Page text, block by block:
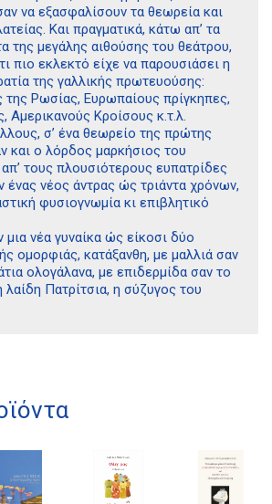
να εξασφαλίσουν τα θεωρεία και
Και πραγματικά, κάτω απ’ τα
της μεγάλης αιθούσης του θεάτρου,
πιο εκλεκτό είχε να παρουσιάσει η
της γαλλικής πρωτευούσης:
της Ρωσίας, Ευρωπαίους πρίγκηπες,
Αμερικανούς Κροίσους κ.τ.λ.
σ’ ένα θεωρείο της πρώτης
και ο λόρδος μαρκήσιος του
τους πλουσιότερους ευπατρίδες
ένας νέος άντρας ώς τριάντα χρόνων,
φυσιογνωμία κι επιβλητικό
μια νέα γυναίκα ώς είκοσι δύο
ομορφιάς, κατάξανθη, με μαλλιά σαν
ολογάλανα, με επιδερμίδα σαν το
Πατρίτσια, η σύζυγος του